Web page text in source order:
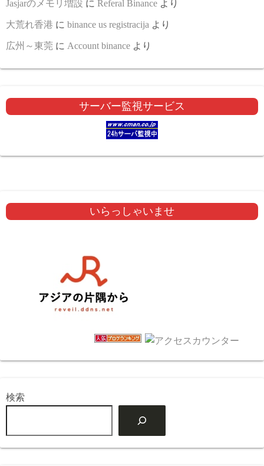
Jasjarのメモリ増設 に Referal Binance より
大荒れ香港 に binance us registracija より
広州～東莞 に Account binance より
サーバー監視サービス
いらっしゃいませ
検索